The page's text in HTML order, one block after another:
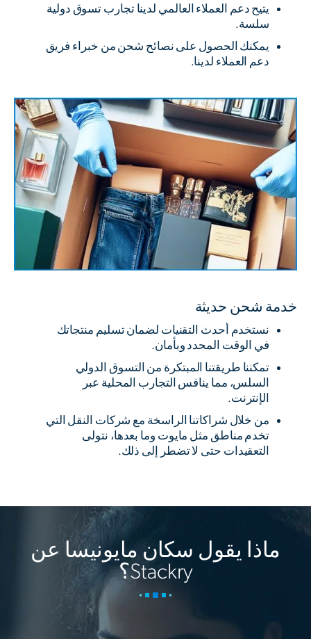
يتيح دعم العملاء العالمي لدينا تجارب تسوق دولية
سلسة.
يمكنك الحصول على نصائح شحن من خبراء فريق
دعم العملاء لدينا.
خدمة شحن حديثة
نستخدم أحدث التقنيات لضمان تسليم منتجاتك
في الوقت المحدد وبأمان.
تمكننا طريقتنا المبتكرة من التسوق الدولي
السلس، مما ينافس التجارب المحلية عبر
الإنترنت.
من خلال شراكاتنا الراسخة مع شركات النقل التي
تخدم مناطق مثل مايوت وما بعدها، نتولى
التعقيدات حتى لا تضطر إلى ذلك.
ماذا يقول سكان مايونيسا عن
Stackry؟